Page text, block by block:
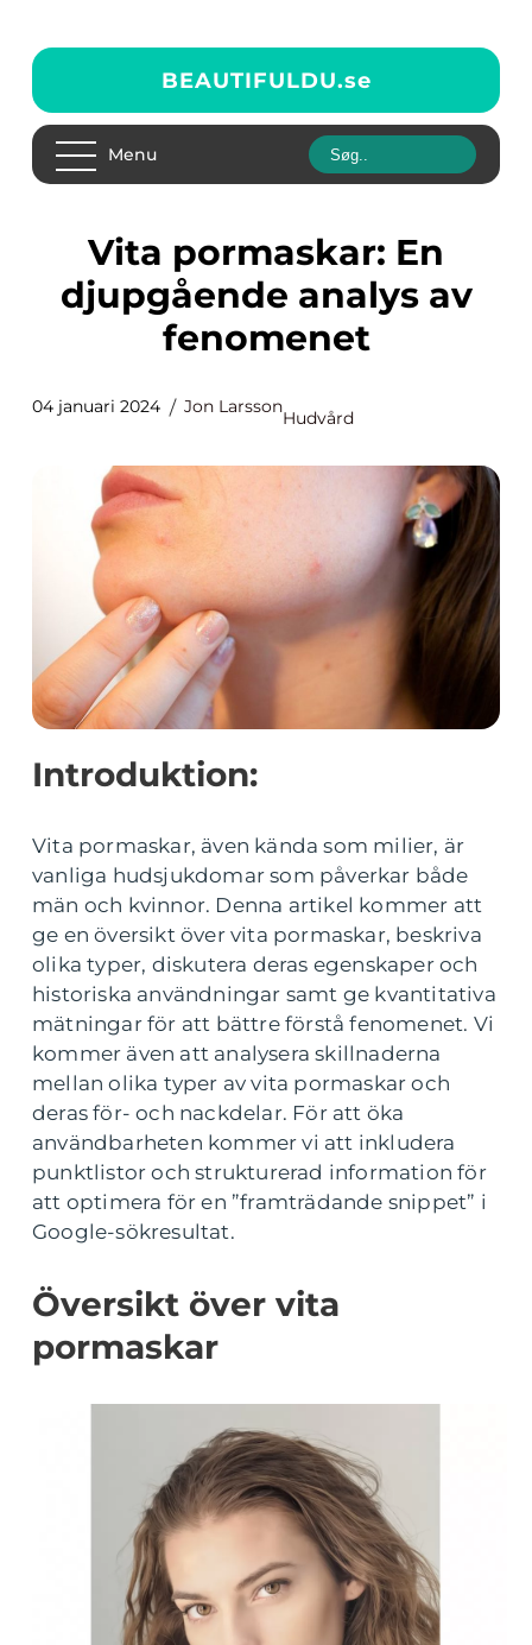
BEAUTIFULDU.se
Menu
Vita pormaskar: En
djupgående analys av
fenomenet
04 januari 2024 Jon Larsson
Hudvård
Introduktion:
Vita pormaskar, även kända som milier, är
vanliga hudsjukdomar som påverkar både
män och kvinnor. Denna artikel kommer att
ge en översikt över vita pormaskar, beskriva
olika typer, diskutera deras egenskaper och
historiska användningar samt ge kvantitativa
mätningar för att bättre förstå fenomenet. Vi
kommer även att analysera skillnaderna
mellan olika typer av vita pormaskar och
deras för- och nackdelar. För att öka
användbarheten kommer vi att inkludera
punktlistor och strukturerad information för
att optimera för en ”framträdande snippet” i
Google-sökresultat.
Översikt över vita
pormaskar